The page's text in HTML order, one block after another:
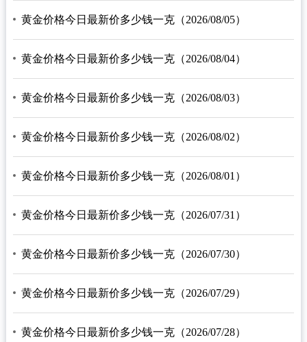
黄金价格今日最新价多少钱一克（2026/08/05）
黄金价格今日最新价多少钱一克（2026/08/04）
黄金价格今日最新价多少钱一克（2026/08/03）
黄金价格今日最新价多少钱一克（2026/08/02）
黄金价格今日最新价多少钱一克（2026/08/01）
黄金价格今日最新价多少钱一克（2026/07/31）
黄金价格今日最新价多少钱一克（2026/07/30）
黄金价格今日最新价多少钱一克（2026/07/29）
黄金价格今日最新价多少钱一克（2026/07/28）